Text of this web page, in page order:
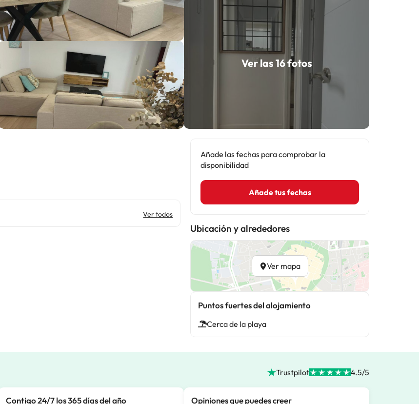
Ver las 16 fotos
Ver todos
Añade las fechas para comprobar la
disponibilidad
Añade tus fechas
Ubicación y alrededores
Ver mapa
Puntos fuertes del alojamiento
Cerca de la playa
Trustpilot 4.5/5
Contigo 24/7 los 365 días del año Opiniones que puedes creer